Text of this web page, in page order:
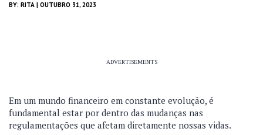
BY: RITA | OUTUBRO 31, 2023
ADVERTISEMENTS
Em um mundo financeiro em constante evolução, é
fundamental estar por dentro das mudanças nas
regulamentações que afetam diretamente nossas vidas.